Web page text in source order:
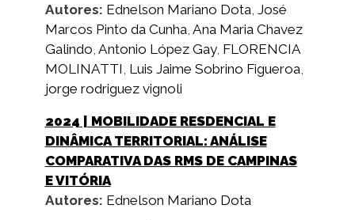
Autores: Ednelson Mariano Dota, José
Marcos Pinto da Cunha, Ana Maria Chavez
Galindo Antonio López Gay, FLORENCIA
MOLINATTI Luis Jaime Sobrino Figueroa,
jorge rodriguez vignoli
2024 | MOBILIDADE RESDENCIAL E
DINÂMICA TERRITORIAL: ANÁLISE
COMPARATIVA DAS RMS DE CAMPINAS
E VITÓRIA
Autores: Ednelson Mariano Dota